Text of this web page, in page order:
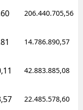
206.440.705,56
14.786.890,57
42.883.885,08
22.485.578,60